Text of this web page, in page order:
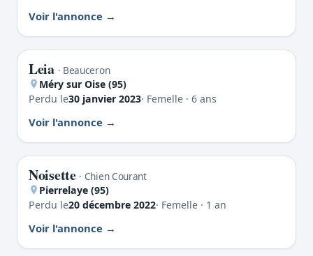
Voir l'annonce
PERDU
Leia · Beauceron
Méry sur Oise (95)
Perdu le30 janvier 2023· Femelle · 6 ans
Voir l'annonce
PERDU
Noisette · Chien Courant
Pierrelaye (95)
Perdu le20 décembre 2022· Femelle · 1 an
Voir l'annonce